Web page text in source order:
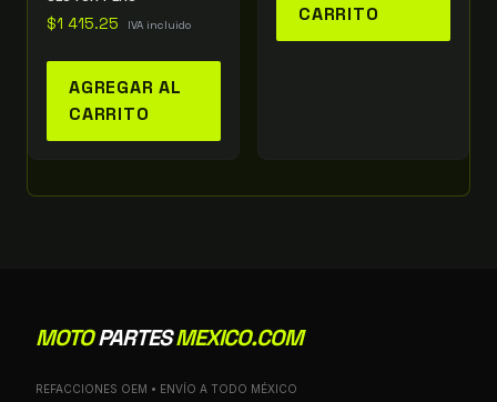
$1 415.25 IVA incluido
AGREGAR AL
CARRITO
CARRITO
MOTOPARTESMEXICO.COM
REFACCIONES OEM • ENVÍO A TODO MÉXICO